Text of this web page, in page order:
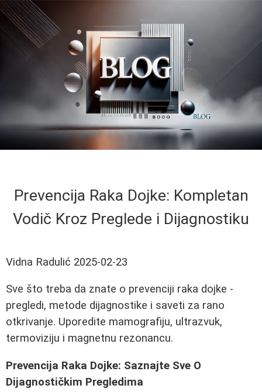
Prevencija Raka Dojke: Kompletan
Vodič Kroz Preglede i Dijagnostiku
Vidna Radulić 2025-02-23
Sve što treba da znate o prevenciji raka dojke -
pregledi, metode dijagnostike i saveti za rano
otkrivanje. Uporedite mamografiju, ultrazvuk,
termoviziju i magnetnu rezonancu.
Prevencija Raka Dojke: Saznajte Sve O
Dijagnostičkim Pregledima